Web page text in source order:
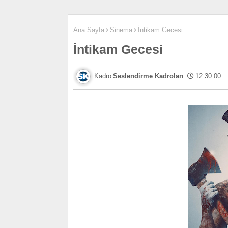
Ana Sayfa Sinema İntikam Gecesi
İntikam Gecesi
Seslendirme Kadroları 12:30:00